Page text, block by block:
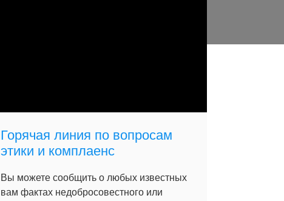
Горячая линия по вопросам
этики и комплаенс
Вы можете сообщить о любых известных
вам фактах недобросовестного или